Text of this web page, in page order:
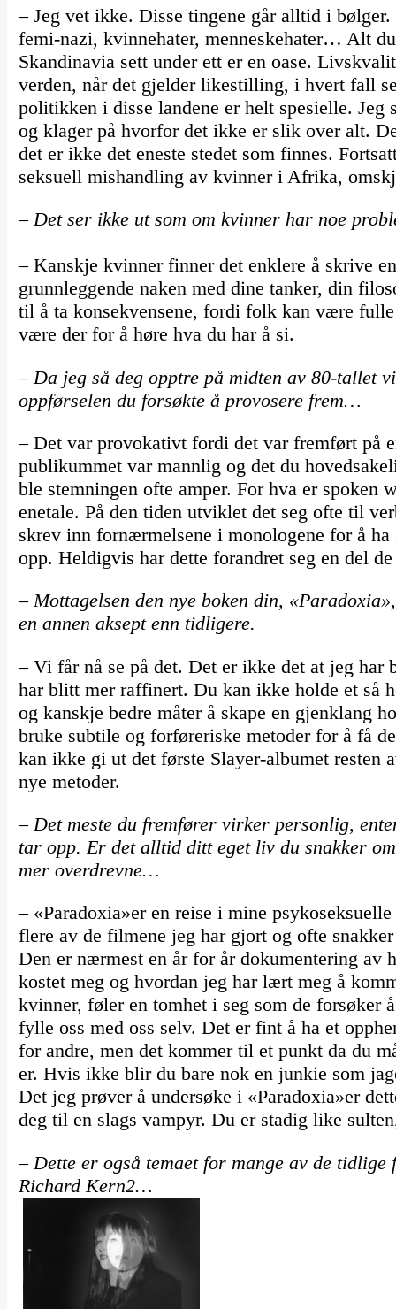
– Jeg vet ikke. Disse tingene går alltid i
femi-nazi, kvinnehater, menneskehater… Alt
Skandinavia sett under ett er en oase.
verden, når det gjelder likestilling, i hvert fall
politikken i disse landene er helt spesielle.
og klager på hvorfor det ikke er slik over alt.
det er ikke det eneste stedet som finnes.
seksuell mishandling av kvinner i Afrika,
– Det ser ikke ut som om kvinner har noe
– Kanskje kvinner finner det enklere å skrive
grunnleggende naken med dine tanker, din
til å ta konsekvensene, fordi folk kan være
være der for å høre hva du har å si.
– Da jeg så deg opptre på midten av 80-tallet
oppførselen du forsøkte å provosere frem…
– Det var provokativt fordi det var fremført på
publikummet var mannlig og det du
ble stemningen ofte amper. For hva er spoken
enetale. På den tiden utviklet det seg ofte til
skrev inn fornærmelsene i monologene for å
opp. Heldigvis har dette forandret seg en del de
– Mottagelsen den nye boken din,
en annen aksept enn tidligere.
– Vi får nå se på det. Det er ikke det at jeg
har blitt mer raffinert. Du kan ikke holde et så
og kanskje bedre måter å skape en gjenklang
bruke subtile og forføreriske metoder for å få
kan ikke gi ut det første Slayer-albumet resten
nye metoder.
– Det meste du fremfører virker personlig,
tar opp. Er det alltid ditt eget liv du snakker
mer overdrevne…
– «Paradoxia»er en reise i mine
flere av de filmene jeg har gjort og ofte
Den er nærmest en år for år dokumentering av
kostet meg og hvordan jeg har lært meg å
kvinner, føler en tomhet i seg som de forsøker
fylle oss med oss selv. Det er fint å ha et
for andre, men det kommer til et punkt da du
er. Hvis ikke blir du bare nok en junkie som
Det jeg prøver å undersøke i «Paradoxia»er
deg til en slags vampyr. Du er stadig like
– Dette er også temaet for mange av de
Richard Kern2…